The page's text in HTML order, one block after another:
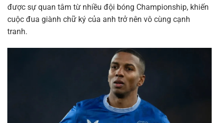
được sự quan tâm từ nhiều đội bóng Championship, khiến
cuộc đua giành chữ ký của anh trở nên vô cùng cạnh
tranh.